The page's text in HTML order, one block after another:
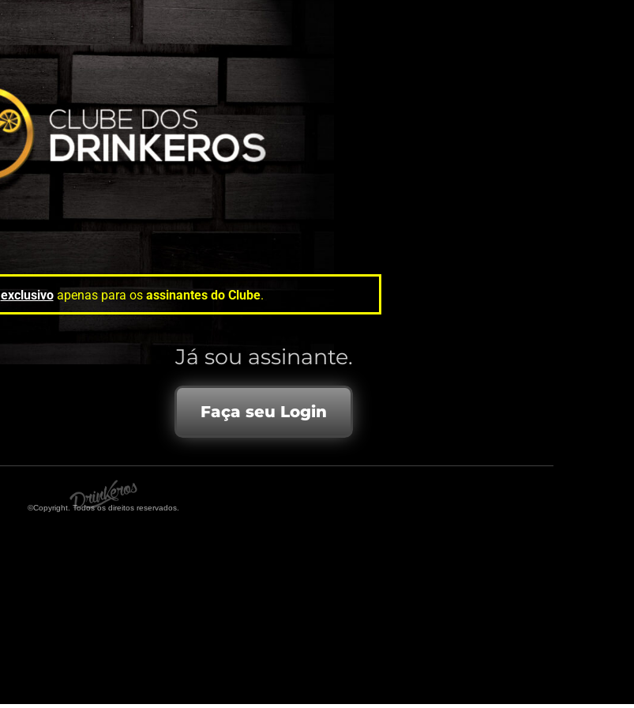
exclusivoapenas para os assinantes do Clube.
Já sou assinante.
Faça seu Login
©Copyright. Todos os direitos reservados.